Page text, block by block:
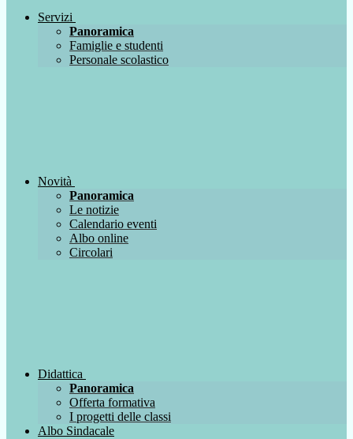
Servizi
Panoramica
Famiglie e studenti
Personale scolastico
Novità
Panoramica
Le notizie
Calendario eventi
Albo online
Circolari
Didattica
Panoramica
Offerta formativa
I progetti delle classi
Albo Sindacale